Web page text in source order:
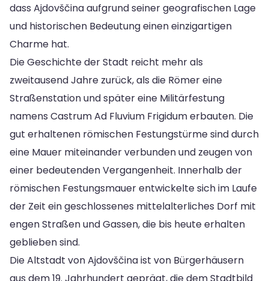
dass Ajdovščina aufgrund seiner geografischen Lage
und historischen Bedeutung einen einzigartigen
Charme hat.
Die Geschichte der Stadt reicht mehr als
zweitausend Jahre zurück, als die Römer eine
Straßenstation und später eine Militärfestung
namens Castrum Ad Fluvium Frigidum erbauten. Die
gut erhaltenen römischen Festungstürme sind durch
eine Mauer miteinander verbunden und zeugen von
einer bedeutenden Vergangenheit. Innerhalb der
römischen Festungsmauer entwickelte sich im Laufe
der Zeit ein geschlossenes mittelalterliches Dorf mit
engen Straßen und Gassen, die bis heute erhalten
geblieben sind.
Die Altstadt von Ajdovščina ist von Bürgerhäusern
aus dem 19. Jahrhundert geprägt, die dem Stadtbild